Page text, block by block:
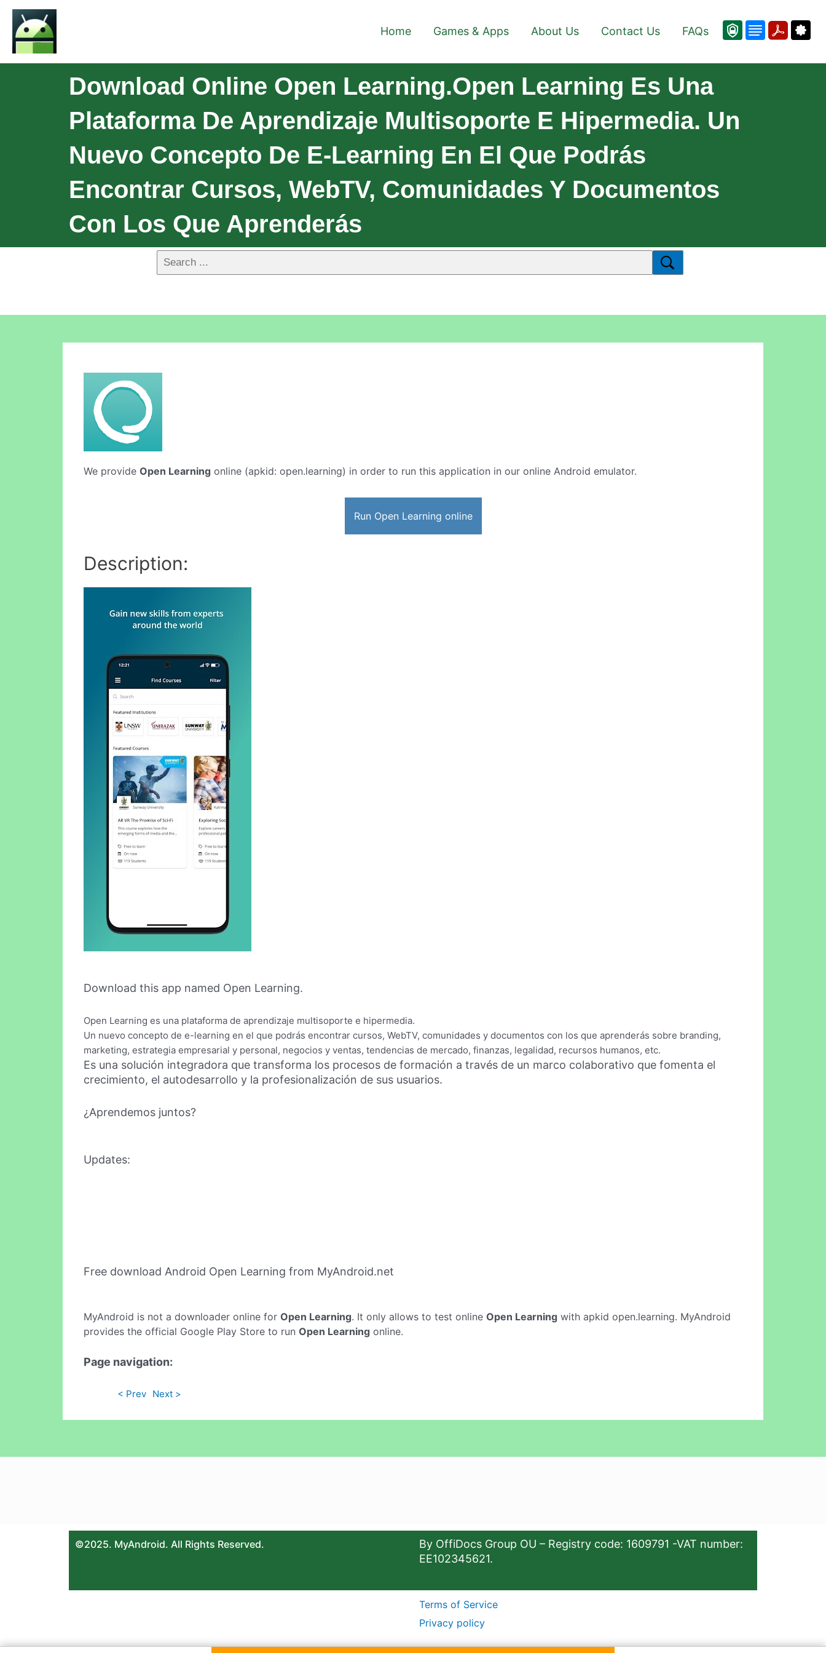
Home Games & Apps About Us Contact Us FAQs
Download Online Open Learning.Open Learning Es Una
Plataforma De Aprendizaje Multisoporte E Hipermedia. Un
Nuevo Concepto De E-Learning En El Que Podrás
Encontrar Cursos, WebTV, Comunidades Y Documentos
Con Los Que Aprenderás
We provide Open Learning online (apkid: open.learning) in order to run this application in our online Android emulator.
Run Open Learning online
Description:
Download this app named Open Learning.
Open Learning es una plataforma de aprendizaje multisoporte e hipermedia.
Un nuevo concepto de e-learning en el que podrás encontrar cursos, WebTV, comunidades y documentos con los que aprenderás sobre branding,
marketing, estrategia empresarial y personal, negocios y ventas, tendencias de mercado, finanzas, legalidad, recursos humanos, etc.
Es una solución integradora que transforma los procesos de formación a través de un marco colaborativo que fomenta el
crecimiento, el autodesarrollo y la profesionalización de sus usuarios.
¿Aprendemos juntos?
Updates:
Free download Android Open Learning from MyAndroid.net
MyAndroid is not a downloader online for Open Learning. It only allows to test online Open Learning with apkid open.learning. MyAndroid
provides the official Google Play Store to run Open Learning online.
Page navigation:
< Prev Next >
©2025. MyAndroid. All Rights Reserved.
By OffiDocs Group OU – Registry code: 1609791 -VAT number:
EE102345621.
Terms of Service
Privacy policy